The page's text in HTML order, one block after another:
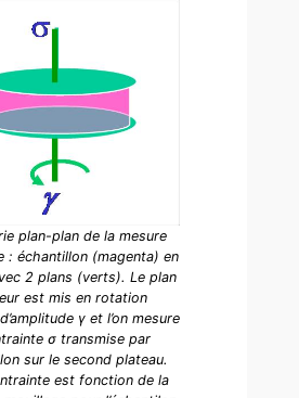
plan-plan de la mesure
: échantillon (magenta) en
2 plans (verts). Le plan
est mis en rotation
γ et l’on mesure
σ transmise par
sur le second plateau.
est fonction de la